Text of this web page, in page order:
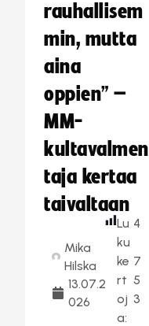
rauhallisem
min, mutta
aina
oppien” –
MM-
kultavalmen
taja kertaa
taivaltaan
Mika
Hilska
13.07.2
026
Lu
ku
ke
rt
oj
a:
4
7
5
3